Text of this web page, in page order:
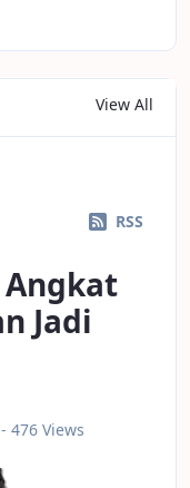
View All
RSS
Angkat
Jadi
- 476 Views